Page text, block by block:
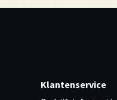
Klantenservice